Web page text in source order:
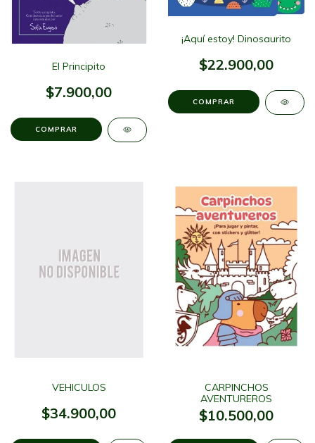
El Principito
$7.900,00
¡Aquí estoy! Dinosaurito
$22.900,00
VEHICULOS
$34.900,00
CARPINCHOS
AVENTUREROS
$10.500,00